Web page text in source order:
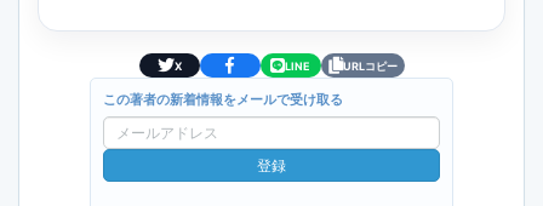
X LINE URLコピー
この著者の新着情報をメールで受け取る
ー
ル
登録